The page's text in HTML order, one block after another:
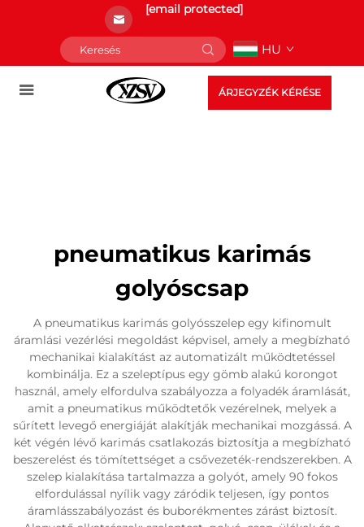
[email protected]
HU
ÁRJEGYZÉK KÉRÉSE
pneumatikus karimás
golyóscsap
A pneumatikus karimás golyósszelep egy kifinomult
áramlási vezérlési megoldást képvisel, amely a megbízható
mechanikai kialakítást az automatizált működtetéssel
kombinálja. Ez a szeleptípus egy gömb alakú korongot
használ, amely elfordulva szabályozza a folyadék áramlását,
amit a pneumatikus működtetők vezérelnek, melyek a
sűrített levegő energiáját alakítják mechanikai mozgássá. A
két végén lévő karimás csatlakozás biztosítja a megbízható
beszerelést és tömítettséget a csővezeték-rendszerekben. A
szelep kialakítása tartalmazza a golyót, amely 90 fokos
elfordulással nyílik vagy záródik teljesen, így pontos
áramlásszabályozást és buborékmentes zárást biztosít.